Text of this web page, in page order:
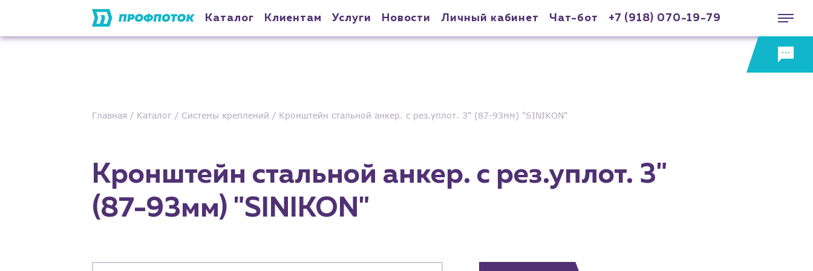
Каталог Клиентам Услуги Новости Личный кабинет Чат-бот +7 (918) 070-19-79
Главная Каталог Системы креплений Кронштейн стальной анкер. с рез.уплот. 3" (87-93мм) "SINIKON"
Кронштейн стальной анкер. с рез.уплот. 3"
(87-93мм) "SINIKON"